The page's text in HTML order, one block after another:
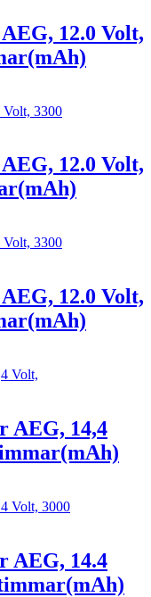
12.0 Volt,
12.0 Volt,
12.0 Volt,
AEG, 14,4
AEG, 14.4